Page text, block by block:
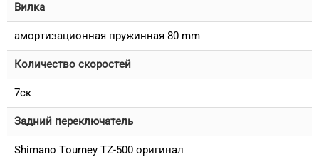
Вилка
амортизационная пружинная 80 mm
Количество скоростей
7ск
Задний переключатель
Shimano Tourney TZ-500 оригинал